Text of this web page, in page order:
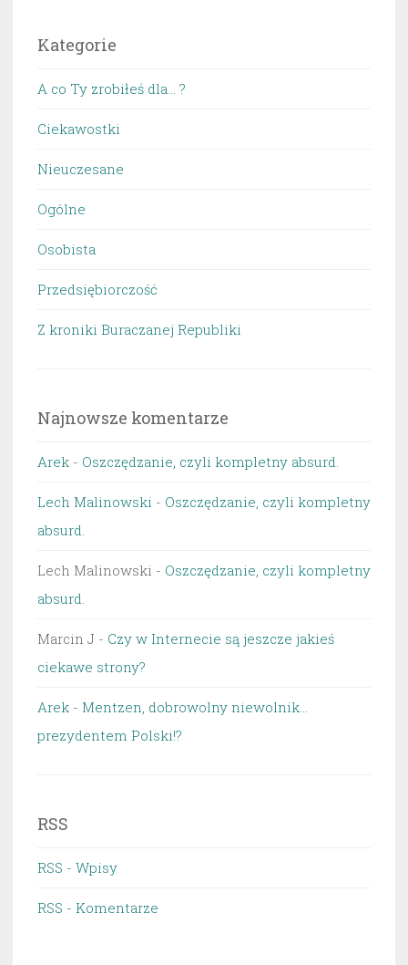
Kategorie
A co Ty zrobiłeś dla… ?
Ciekawostki
Nieuczesane
Ogólne
Osobista
Przedsiębiorczość
Z kroniki Buraczanej Republiki
Najnowsze komentarze
Arek - Oszczędzanie, czyli kompletny absurd.
Lech Malinowski - Oszczędzanie, czyli kompletny
absurd.
Lech Malinowski - Oszczędzanie, czyli kompletny
absurd.
Marcin J - Czy w Internecie są jeszcze jakieś
ciekawe strony?
Arek - Mentzen, dobrowolny niewolnik…
prezydentem Polski!?
RSS
RSS - Wpisy
RSS - Komentarze